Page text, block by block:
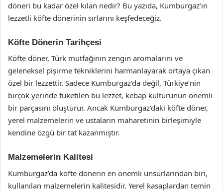
döneri bu kadar özel kılan nedir? Bu yazıda, Kumburgaz’ın
lezzetli köfte dönerinin sırlarını keşfedeceğiz.
Köfte Dönerin Tarihçesi
Köfte döner, Türk mutfağının zengin aromalarını ve
geleneksel pişirme tekniklerini harmanlayarak ortaya çıkan
özel bir lezzettir. Sadece Kumburgaz’da değil, Türkiye’nin
birçok yerinde tüketilen bu lezzet, kebap kültürünün önemli
bir parçasını oluşturur. Ancak Kumburgaz’daki köfte döner,
yerel malzemelerin ve ustaların maharetinin birleşimiyle
kendine özgü bir tat kazanmıştır.
Malzemelerin Kalitesi
Kumburgaz’da köfte dönerin en önemli unsurlarından biri,
kullanılan malzemelerin kalitesidir. Yerel kasaplardan temin